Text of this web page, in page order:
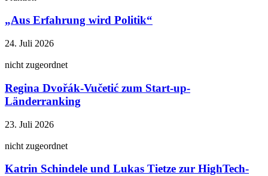
„Aus Erfahrung wird Politik“
24. Juli 2026
nicht zugeordnet
Regina Dvořák-Vučetić zum Start-up-
Länderranking
23. Juli 2026
nicht zugeordnet
Katrin Schindele und Lukas Tietze zur HighTech-